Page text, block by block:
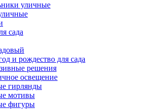
уличные
сада
и рождество для сада
решения
освещение
гирлянды
мотивы
фигуры